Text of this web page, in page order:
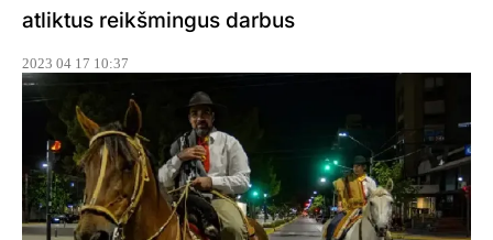
atliktus reikšmingus darbus
2023 04 17 10:37